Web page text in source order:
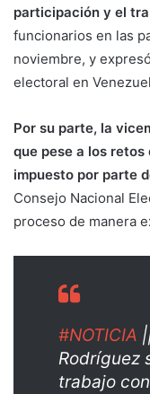
participación y el
funcionarios en las
noviembre, y
electoral en
Por su parte, la
que pese a los
impuesto por parte
Consejo Nacional
proceso de manera
#NOTICIA
Rodríguez
trabajo